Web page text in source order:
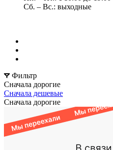
Сб. – Вс.: выходные
Фильтр
Сначала дорогие
Сначала дешевые
Сначала дорогие